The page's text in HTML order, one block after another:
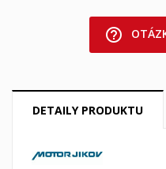
help_outline
DETAILY PRODUKTU